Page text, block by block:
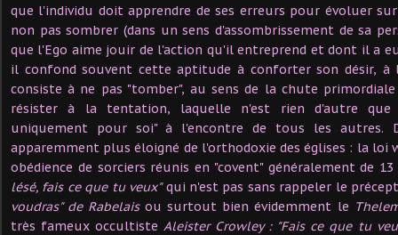
que l'individu doit apprendre de ses erreurs pour évoluer
non pas sombrer (dans un sens d'assombrissement de sa
que l'Ego aime jouir de l'action qu'il entreprend et dont il a
il confond souvent cette aptitude à conforter son désir, à
consiste à ne pas "tomber", au sens de la chute
résister à la tentation, laquelle n'est rien d'autre que
uniquement pour soi" à l'encontre de tous les autres.
apparemment plus éloigné de l'orthodoxie des églises : la loi
obédience de sorciers réunis en "covent" généralement de
lésé, fais ce que tu veux"qui n'est pas sans rappeler le
voudras" de Rabelaisou surtout bien évidemment le
très fameux occultisteAleister Crowley : "Fais ce que tu